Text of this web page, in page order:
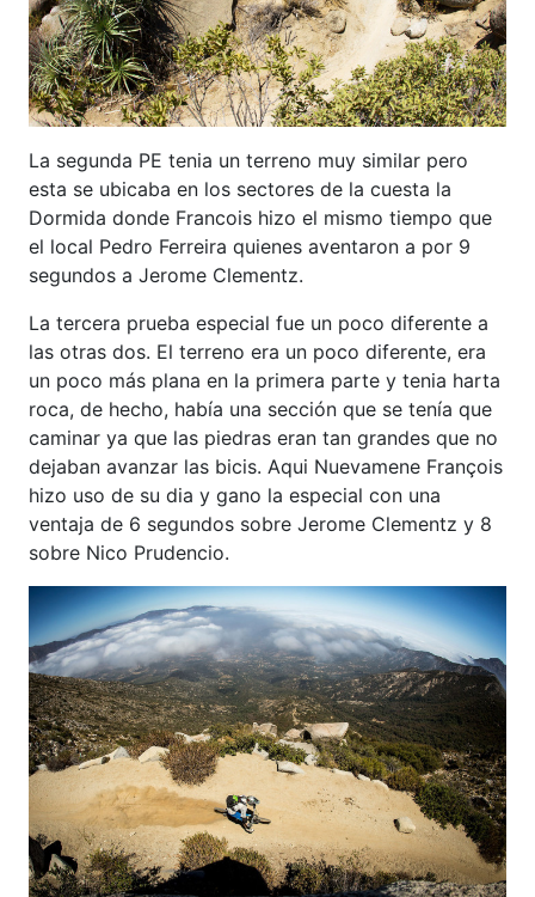
La segunda PE tenia un terreno muy similar pero
esta se ubicaba en los sectores de la cuesta la
Dormida donde Francois hizo el mismo tiempo que
el local Pedro Ferreira quienes aventaron a por 9
segundos a Jerome Clementz.
La tercera prueba especial fue un poco diferente a
las otras dos. El terreno era un poco diferente, era
un poco más plana en la primera parte y tenia harta
roca, de hecho, había una sección que se tenía que
caminar ya que las piedras eran tan grandes que no
dejaban avanzar las bicis. Aqui Nuevamene François
hizo uso de su dia y gano la especial con una
ventaja de 6 segundos sobre Jerome Clementz y 8
sobre Nico Prudencio.